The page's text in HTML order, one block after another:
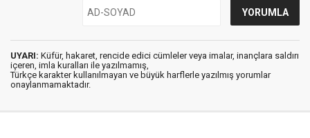
UYARI: Küfür, hakaret, rencide edici cümleler veya imalar, inançlara saldırı
içeren, imla kuralları ile yazılmamış,
Türkçe karakter kullanılmayan ve büyük harflerle yazılmış yorumlar
onaylanmamaktadır.